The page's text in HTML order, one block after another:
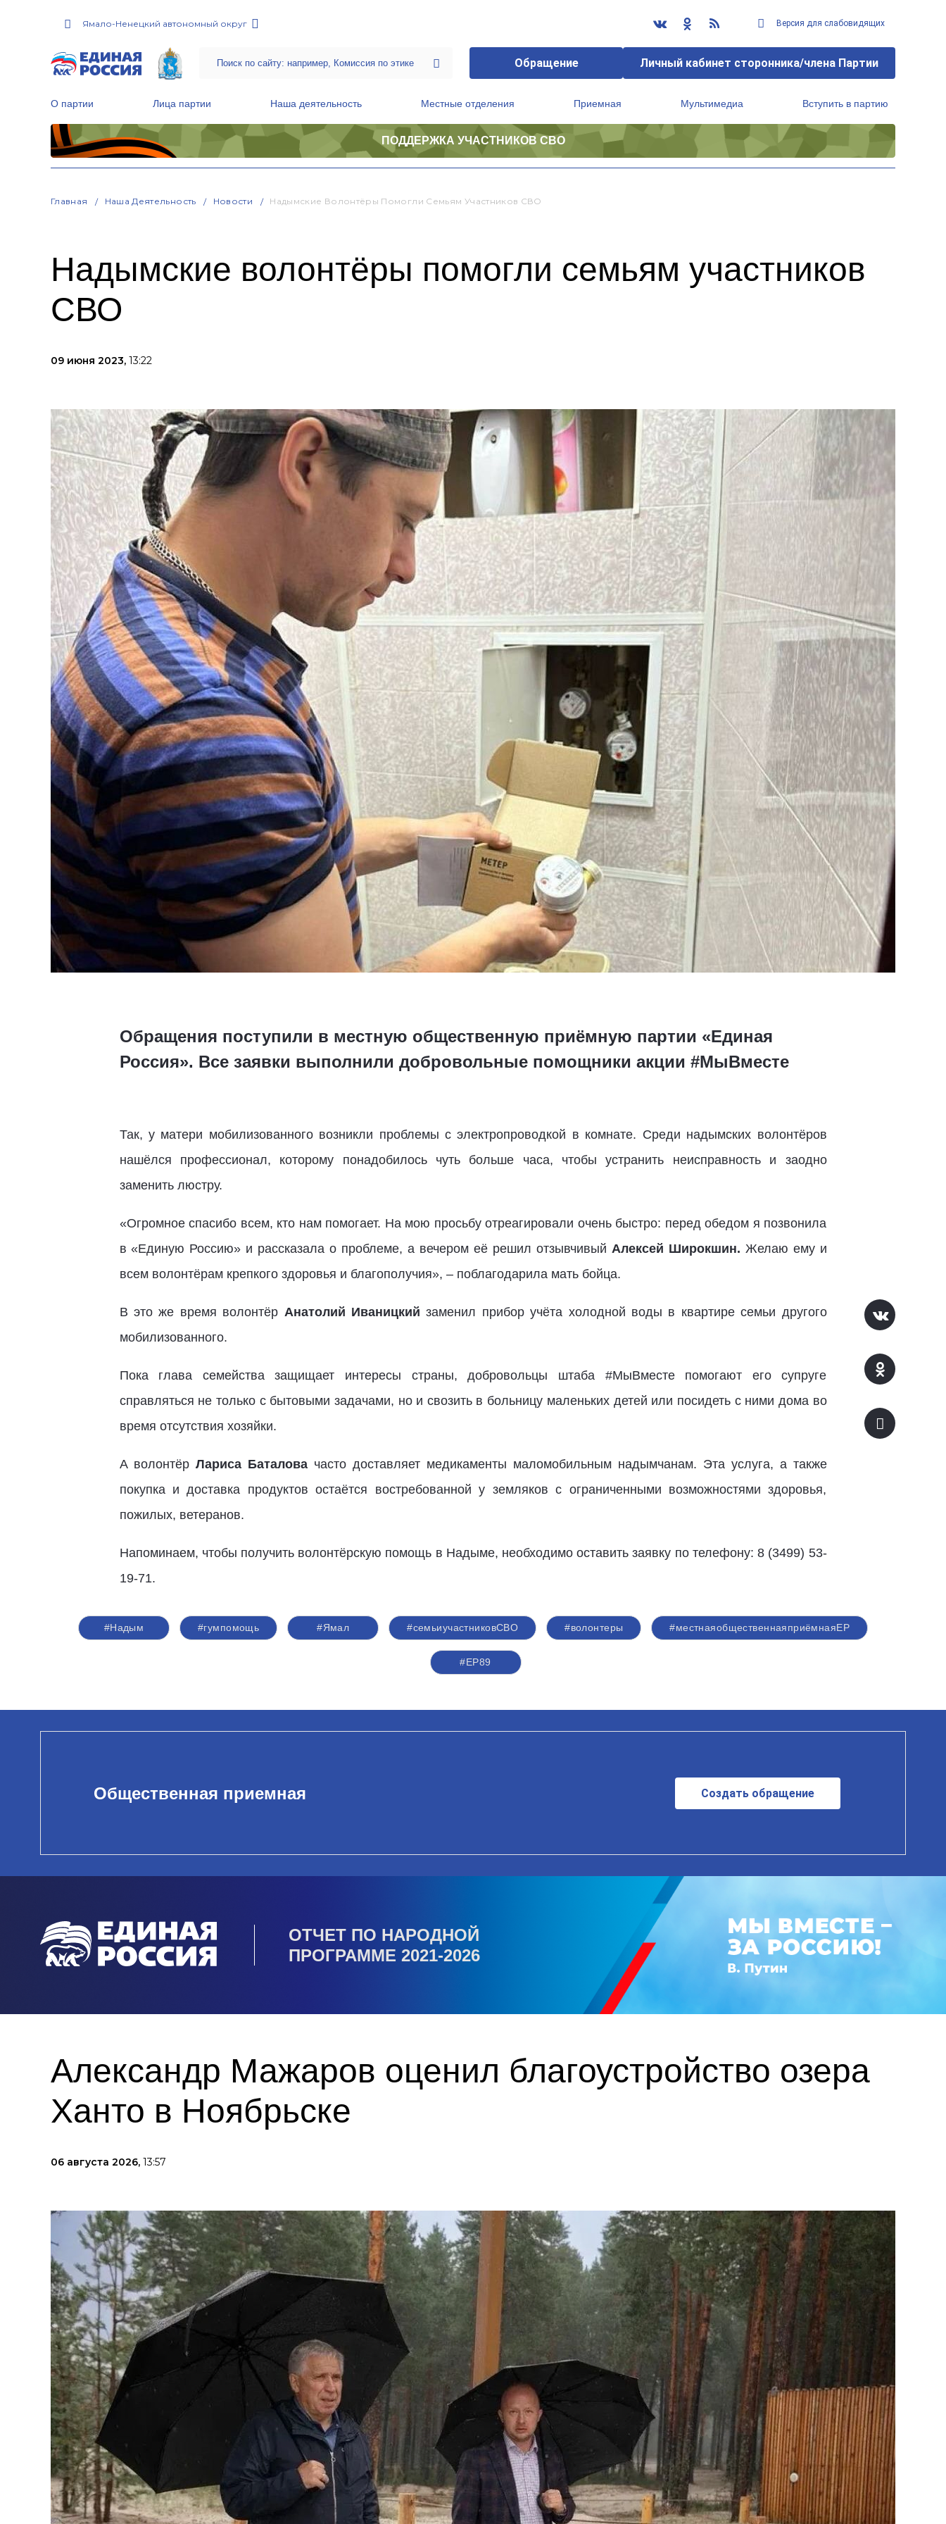
Ямало-Ненецкий автономный округ Версия для слабовидящих
Обращение Личный кабинет сторонника/члена Партии
О партии Лица партии Наша деятельность Местные отделения Приемная Мультимедиа Вступить в партию
ПОДДЕРЖКА УЧАСТНИКОВ СВО
Главная Наша Деятельность Новости Надымские Волонтёры Помогли Семьям Участников СВО
Надымские волонтёры помогли семьям участников
СВО
09 июня 2023, 13:22
Обращения поступили в местную общественную приёмную партии «Единая
Россия». Все заявки выполнили добровольные помощники акции #МыВместе
Так, у матери мобилизованного возникли проблемы с электропроводкой в комнате. Среди надымских волонтёров
нашёлся профессионал, которому понадобилось чуть больше часа, чтобы устранить неисправность и заодно
заменить люстру.
«Огромное спасибо всем, кто нам помогает. На мою просьбу отреагировали очень быстро: перед обедом я позвонила
в «Единую Россию» и рассказала о проблеме, а вечером её решил отзывчивый Алексей Широкшин. Желаю ему и
всем волонтёрам крепкого здоровья и благополучия», – поблагодарила мать бойца.
В это же время волонтёр Анатолий Иваницкий заменил прибор учёта холодной воды в квартире семьи другого
мобилизованного.
Пока глава семейства защищает интересы страны, добровольцы штаба #МыВместе помогают его супруге
справляться не только с бытовыми задачами, но и свозить в больницу маленьких детей или посидеть с ними дома во
время отсутствия хозяйки.
А волонтёрЛариса Баталова часто доставляет медикаменты маломобильным надымчанам. Эта услуга, а также
покупка и доставка продуктов остаётся востребованной у земляков с ограниченными возможностями здоровья,
пожилых, ветеранов.
Напоминаем, чтобы получить волонтёрскую помощь в Надыме, необходимо оставить заявку по телефону: 8 (3499) 53-
19-71.
#Надым #гумпомощь #Ямал #семьиучастниковСВО #волонтеры #местнаяобщественнаяприёмнаяЕР
#ЕР89
Общественная приемная Создать обращение
ОТЧЕТ ПО НАРОДНОЙ
ПРОГРАММЕ 2021-2026
Александр Мажаров оценил благоустройство озера
Ханто в Ноябрьске
06 августа 2026, 13:57